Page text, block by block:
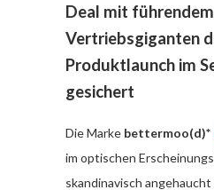
Deal mit führendem
Vertriebsgiganten
Produktlaunch im
gesichert
Die Marke bettermoo(d)*
im optischen
skandinavisch